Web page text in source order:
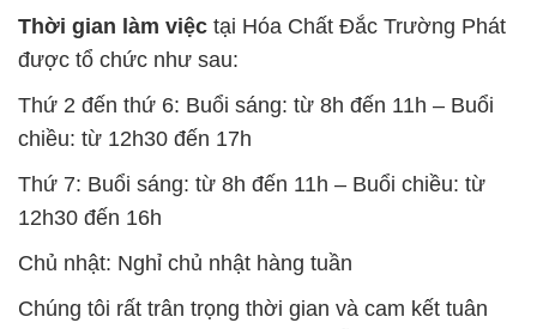
Thời gian làm việc tại Hóa Chất Đắc Trường Phát
được tổ chức như sau:
Thứ 2 đến thứ 6: Buổi sáng: từ 8h đến 11h – Buổi
chiều: từ 12h30 đến 17h
Thứ 7: Buổi sáng: từ 8h đến 11h – Buổi chiều: từ
12h30 đến 16h
Chủ nhật: Nghỉ chủ nhật hàng tuần
Chúng tôi rất trân trọng thời gian và cam kết tuân